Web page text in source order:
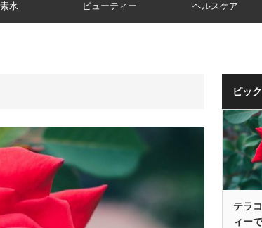
水 ビューティー ヘルスケア
ピッ
テラ
ィー